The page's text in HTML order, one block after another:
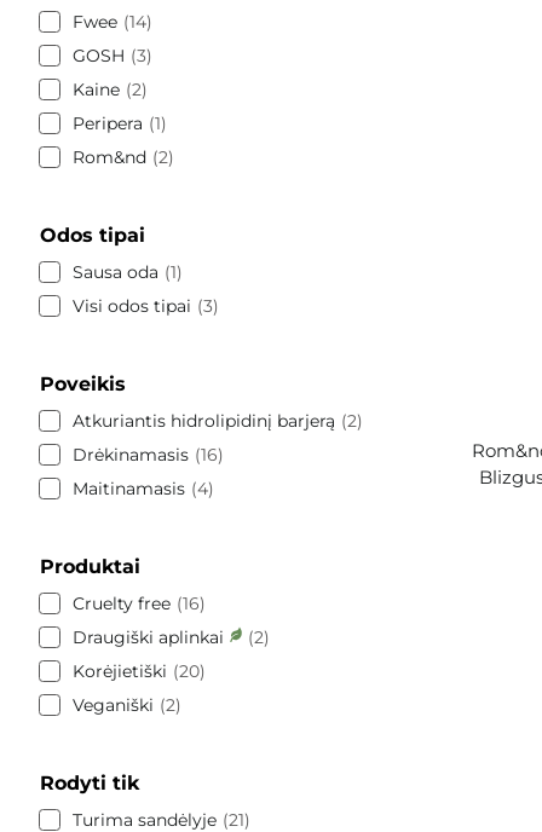
Fwee 14
GOSH
3
Kaine 2
Peripera
1
Rom&nd 2
Odos tipai
Sausa oda
1
Visi odos tipai
3
Poveikis
Atkuriantis hidrolipidinį barjerą
2
Drėkinamasis 16
Maitinamasis 4
Produktai
Cruelty free 16
Draugiški aplinkai
2
Korėjietiški
20
Veganiški
2
Rodyti tik
Turima sandėlyje 21